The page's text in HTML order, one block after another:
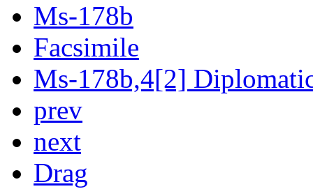
Ms-178b
Facsimile
Ms-178b,4[2]
prev
next
Drag